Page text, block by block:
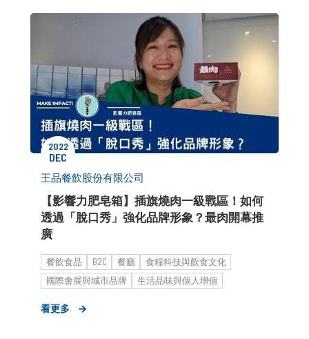
2022
DEC
王品餐飲股份有限公司
【影響力肥皂箱】插旗燒肉一級戰區！如何
透過「脫口秀」強化品牌形象？最肉開幕推
廣
餐飲食品 B2C 餐廳
食糧科技與飲食文化
國際會展與城市品牌
生活品味與個人增值
市場推廣銷售
看更多